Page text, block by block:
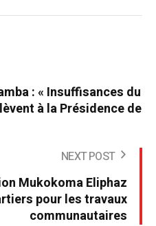
: « Insuffisances du
à la Présidence de
NEXT POST
Mukokoma Eliphaz
pour les travaux
communautaires